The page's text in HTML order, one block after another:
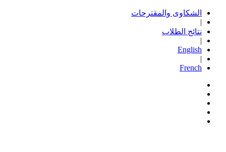
الشكاوى والمقترحات
|
نتائج الطلاب
|
English
|
French